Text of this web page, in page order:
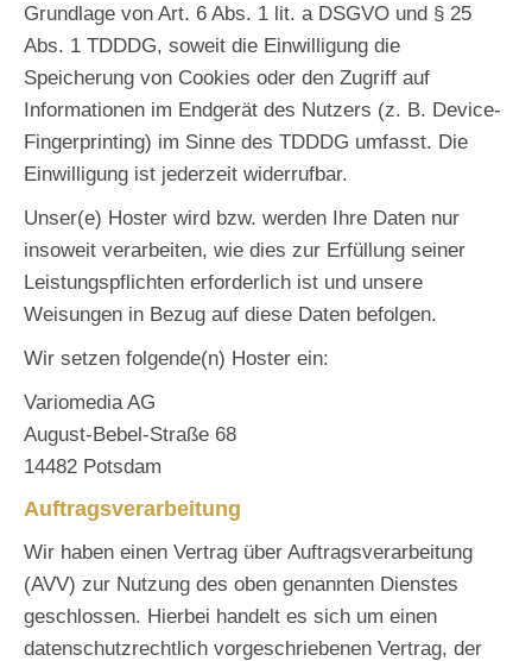
Grundlage von Art. 6 Abs. 1 lit. a DSGVO und § 25
Abs. 1 TDDDG, soweit die Einwilligung die
Speicherung von Cookies oder den Zugriff auf
Informationen im Endgerät des Nutzers (z. B. Device-
Fingerprinting) im Sinne des TDDDG umfasst. Die
Einwilligung ist jederzeit widerrufbar.
Unser(e) Hoster wird bzw. werden Ihre Daten nur
insoweit verarbeiten, wie dies zur Erfüllung seiner
Leistungspflichten erforderlich ist und unsere
Weisungen in Bezug auf diese Daten befolgen.
Wir setzen folgende(n) Hoster ein:
Variomedia AG
August-Bebel-Straße 68
14482 Potsdam
Auftragsverarbeitung
Wir haben einen Vertrag über Auftragsverarbeitung
(AVV) zur Nutzung des oben genannten Dienstes
geschlossen. Hierbei handelt es sich um einen
datenschutzrechtlich vorgeschriebenen Vertrag, der